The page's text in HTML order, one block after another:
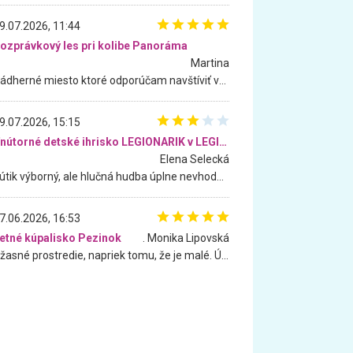
11:44
les pri kolibe Panoráma
Martina
15:15
Vnútorné detské ihrisko LEGIONARIK v LEGIA Fitness
Elena Selecká
16:53
kúpalisko Pezinok
. Monika Lipovská